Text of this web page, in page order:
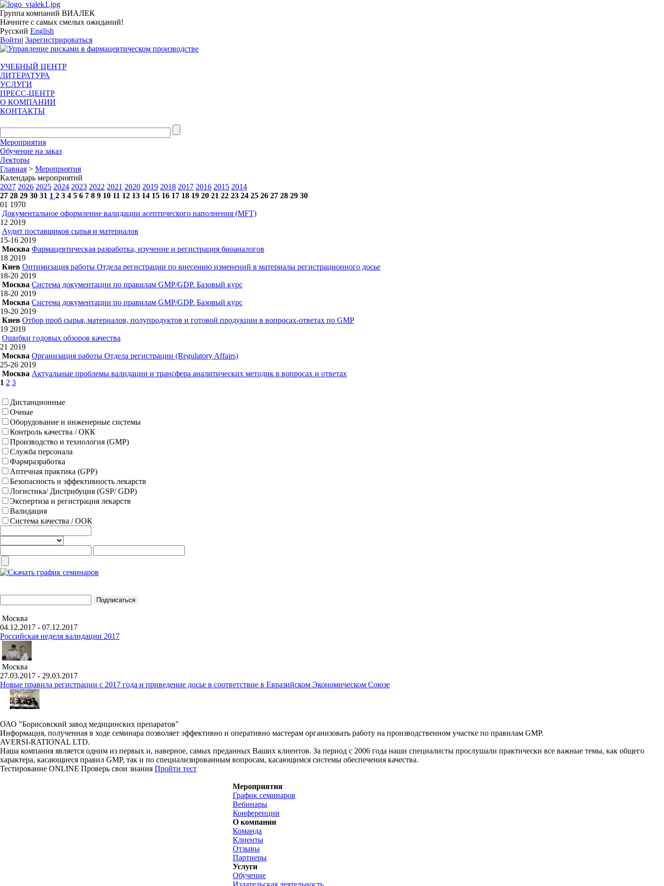
Группа компаний ВИАЛЕК
Начните с самых смелых ожиданий!
Русский English
Войти| Зарегистрироваться
УЧЕБНЫЙ ЦЕНТР
ЛИТЕРАТУРА
УСЛУГИ
ПРЕСС-ЦЕНТР
О КОМПАНИИ
КОНТАКТЫ
Мероприятия
Обучение на заказ
Лекторы
Главная > Мероприятия
Календарь мероприятий
2027 2026 2025 2024 2023 2022 2021 2020 2019 2018 2017 2016 2015 2014
27 28 29 30 31 1 2 3 4 5 6 7 8 9 10 11 12 13 14 15 16 17 18 19 20 21 22 23 24 25 26 27 28 29 30
01 1970
Документальное оформление валидации асептического наполнения (MFT)
12 2019
Аудит поставщиков сырья и материалов
15-16 2019
Москва Фармацевтическая разработка, изучение и регистрация биоаналогов
18 2019
Киев Оптимизация работы Отдела регистрации по внесению изменений в материалы регистрационного досье
18-20 2019
Москва Система документации по правилам GMP/GDP. Базовый курс
18-20 2019
Москва Система документации по правилам GMP/GDP. Базовый курс
19-20 2019
Киев Отбор проб сырья, материалов, полупродуктов и готовой продукции в вопросах-ответах по GMP
19 2019
Ошибки годовых обзоров качества
21 2019
Москва Организация работы Отдела регистрации (Regulatory Affairs)
25-26 2019
Москва Актуальные проблемы валидации и трансфера аналитических методик в вопросах и ответах
1 2 3
Дистанционные
Очные
Оборудование и инженерные системы
Контроль качества / ОКК
Производство и технология (GMP)
Служба персонала
Фармразработка
Аптечная практика (GPP)
Безопасность и эффективность лекарств
Логистика/ Дистрибуция (GSP/ GDP)
Экспертиза и регистрация лекарств
Валидация
Система качества / ООК
Москва
04.12.2017 - 07.12.2017
Российская неделя валидации 2017
Москва
27.03.2017 - 29.03.2017
Новые правила регистрации c 2017 года и приведение досье в соответствие в Евразийском Экономическом Союзе
ОАО "Борисовский завод медицинских препаратов"
Информация, полученная в ходе семинара позволяет эффективно и оперативно мастерам организовать работу на производственном участке по правилам GMP.
AVERSI-RATIONAL LTD.
Наша компания является одним из первых и, наверное, самых преданных Ваших клиентов. За период с 2006 года наши специалисты прослушали практически все важные темы, как общего
характера, касающиеся правил GMP, так и по специализированным вопросам, касающимся системы обеспечения качества.
Тестирование ONLINE Проверь свои знания Пройти тест
Мероприятия
График семинаров
Вебинары
Конференции
О компании
Команда
Клиенты
Отзывы
Партнеры
Услуги
Обучение
Издательская деятельность